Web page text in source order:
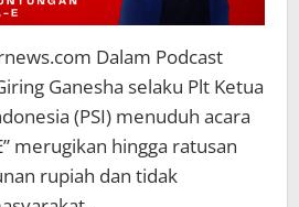
Dalam Podcast
Ganesha selaku Plt Ketua
(PSI) menuduh acara
merugikan hingga ratusan
rupiah dan tidak